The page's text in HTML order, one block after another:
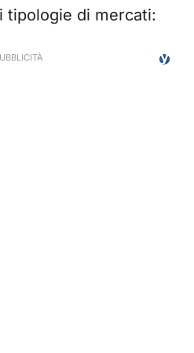
tipologie di mercati: